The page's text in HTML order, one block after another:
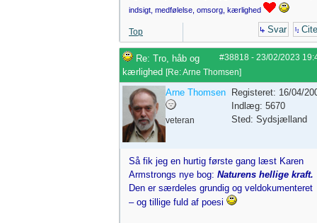
indsigt, medfølelse, omsorg, kærlighed
Top Svar
#38818 - 23/02/2023
Re: Tro, håb og
kærlighed [Re: Arne Thomsen]
Arne Thomsen
veteran
Registeret: 16/04/
Indlæg: 5670
Sted: Sydsjælland
Så fik jeg en hurtig første gang læst Karen
Armstrongs nye bog: Naturens hellige kraft.
Den er særdeles grundig og veldokumenteret
– og tillige fuld af poesi